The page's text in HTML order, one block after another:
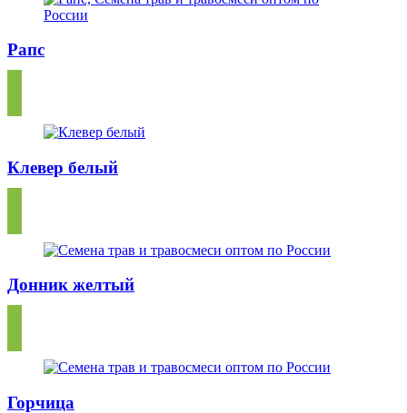
Рапс
Клевер белый
Донник желтый
Горчица